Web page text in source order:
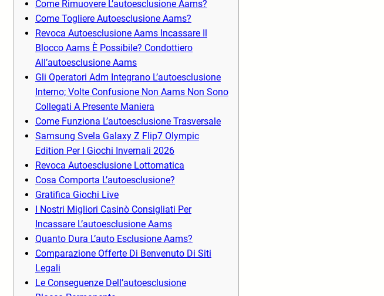
Come Rimuovere L’autoesclusione Aams?
Come Togliere Autoesclusione Aams?
Revoca Autoesclusione Aams Incassare Il
Blocco Aams È Possibile? Condottiero
All’autoesclusione Aams
Gli Operatori Adm Integrano L’autoesclusione
Interno; Volte Confusione Non Aams Non Sono
Collegati A Presente Maniera
Come Funziona L’autoesclusione Trasversale
Samsung Svela Galaxy Z Flip7 Olympic
Edition Per I Giochi Invernali 2026
Revoca Autoesclusione Lottomatica
Cosa Comporta L’autoesclusione?
Gratifica Giochi Live
I Nostri Migliori Casinò Consigliati Per
Incassare L’autoesclusione Aams
Quanto Dura L’auto Esclusione Aams?
Comparazione Offerte Di Benvenuto Di Siti
Legali
Le Conseguenze Dell’autoesclusione